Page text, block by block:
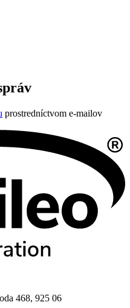
prostredníctvom e-mailov
468, 925 06